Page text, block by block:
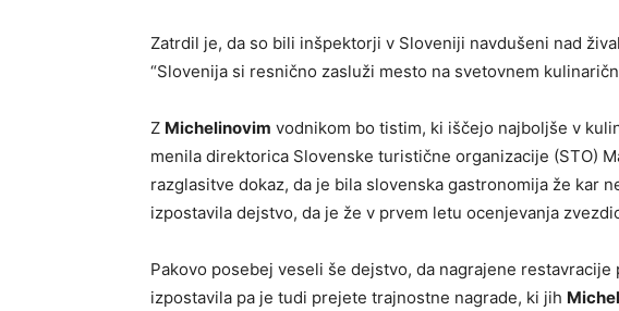
Zatrdil je, da so bili inšpektorji v Sloveniji navdušeni nad
“Slovenija si resnično zasluži mesto na svetovnem
Z Michelinovim vodnikom bo tistim, ki iščejo najboljše v
menila direktorica Slovenske turistične organizacije (STO)
razglasitve dokaz, da je bila slovenska gastronomija že kar
izpostavila dejstvo, da je že v prvem letu ocenjevanja
Pakovo posebej veseli še dejstvo, da nagrajene
izpostavila pa je tudi prejete trajnostne nagrade, ki jih